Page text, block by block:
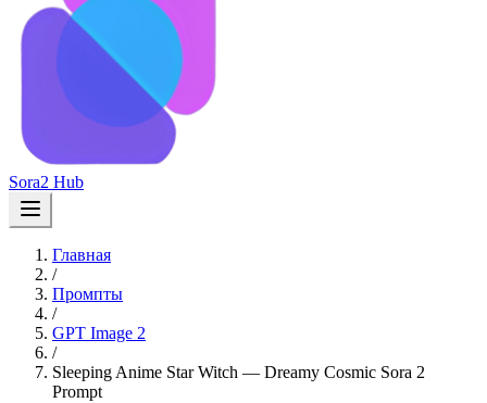
Sora2 Hub
Главная
/
Промпты
/
GPT Image 2
/
Sleeping Anime Star Witch — Dreamy Cosmic Sora 2
Prompt